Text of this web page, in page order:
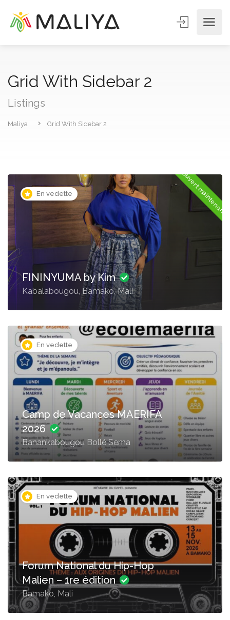
Grid With Sidebar 2
Listings
Maliya Grid With Sidebar 2
En vedette Ouvert maintenant
FININYUMA by Kim
Kabalabougou, Bamako, Mali
En vedette
Camp de Vacances MAERIFA
2026
Banankabougou Bollé Sema
En vedette
Forum National du Hip-Hop
Malien – 1re édition
Bamako, Mali